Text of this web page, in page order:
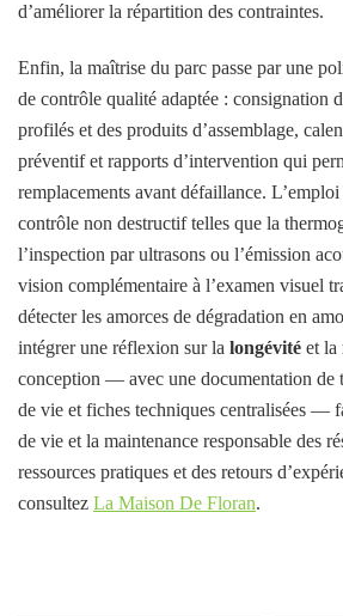
d’améliorer la répartition des contraintes.
Enfin, la maîtrise du parc passe par une
de contrôle qualité adaptée : consignation
profilés et des produits d’assemblage,
préventif et rapports d’intervention qui
remplacements avant défaillance.
contrôle non destructif telles que la
l’inspection par ultrasons ou l’émission
vision complémentaire à l’examen visuel
détecter les amorces de dégradation en
intégrer une réflexion sur la longévité et la
conception — avec une documentation de
de vie et fiches techniques centralisées —
de vie et la maintenance responsable des
ressources pratiques et des retours
consultez La Maison De Floran.